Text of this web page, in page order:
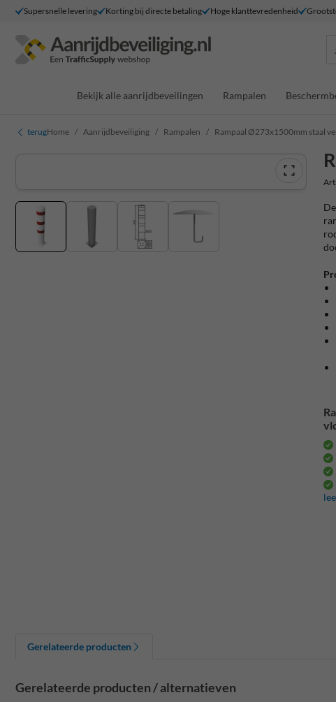
Supersnelle levering Korting bij directe betaling Hoge klanttevredenheid
Bekijk alle aanrijdbeveilingen Rampalen
terugHome Aanrijdbeveiliging Rampalen Rampaal Ø273x1500mm staal
Gerelateerde producten
Gerelateerde producten / alternatieven